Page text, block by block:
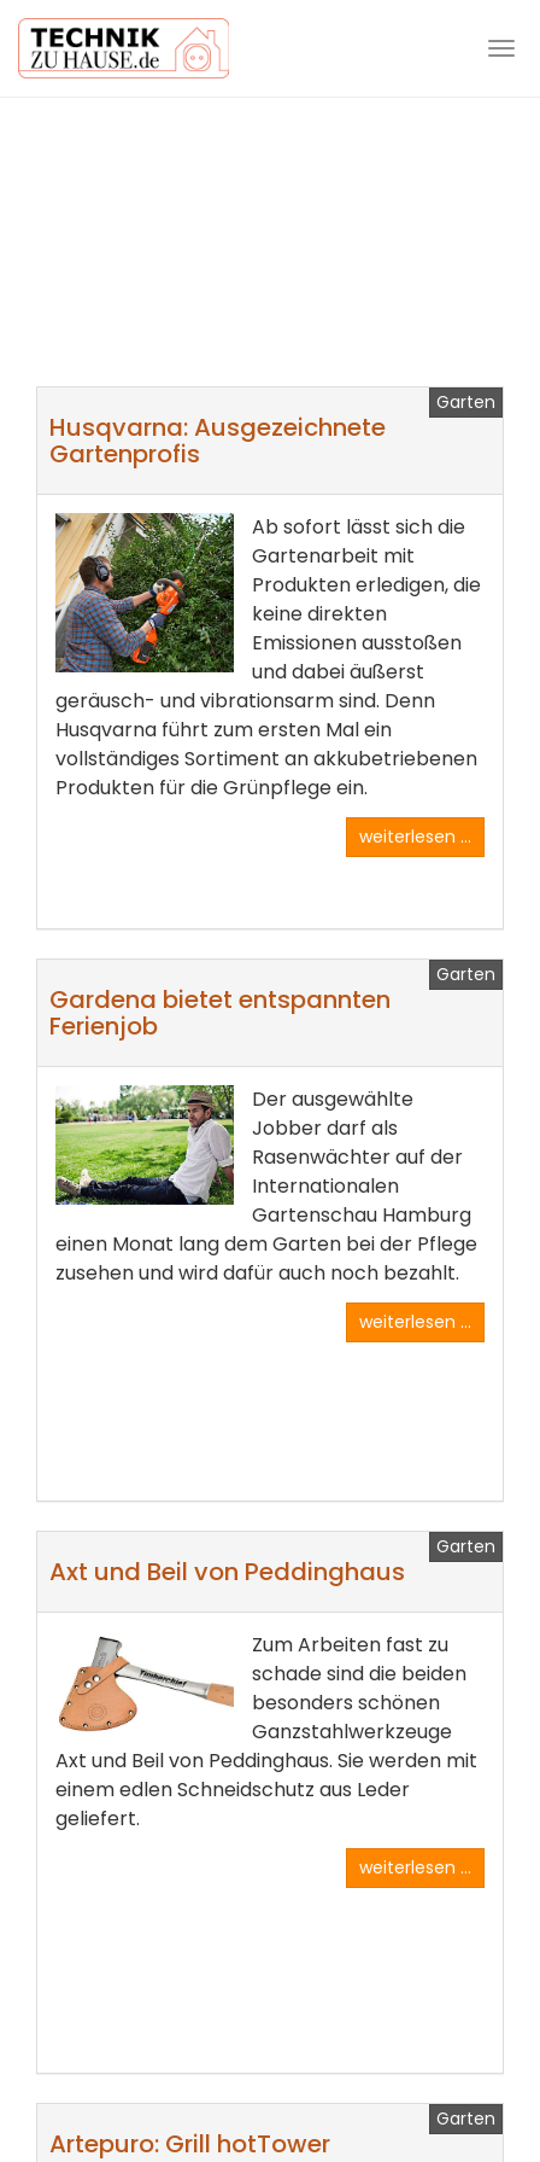
Garten
Husqvarna: Ausgezeichnete
Gartenprofis
Ab sofort lässt sich die
Gartenarbeit mit
Produkten erledigen, die
keine direkten
Emissionen ausstoßen
und dabei äußerst
geräusch- und vibrationsarm sind. Denn
Husqvarna führt zum ersten Mal ein
vollständiges Sortiment an akkubetriebenen
Produkten für die Grünpflege ein.
weiterlesen ...
Garten
Gardena bietet entspannten
Ferienjob
Der ausgewählte
Jobber darf als
Rasenwächter auf der
Internationalen
Gartenschau Hamburg
einen Monat lang dem Garten bei der Pflege
zusehen und wird dafür auch noch bezahlt.
weiterlesen ...
Garten
Axt und Beil von Peddinghaus
Zum Arbeiten fast zu
schade sind die beiden
besonders schönen
Ganzstahlwerkzeuge
Axt und Beil von Peddinghaus. Sie werden mit
einem edlen Schneidschutz aus Leder
geliefert.
weiterlesen ...
Garten
Artepuro: Grill hotTower